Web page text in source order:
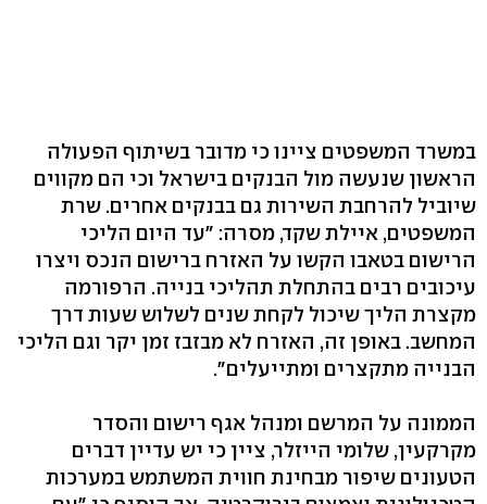
במשרד המשפטים ציינו כי מדובר בשיתוף הפעולה
הראשון שנעשה מול הבנקים בישראל וכי הם מקווים
שיוביל להרחבת השירות גם בבנקים אחרים. שרת
המשפטים, איילת שקד, מסרה: "עד היום הליכי
הרישום בטאבו הקשו על האזרח ברישום הנכס ויצרו
עיכובים רבים בהתחלת תהליכי בנייה. הרפורמה
מקצרת הליך שיכול לקחת שנים לשלוש שעות דרך
המחשב. באופן זה, האזרח לא מבזבז זמן יקר וגם הליכי
הבנייה מתקצרים ומתייעלים".
הממונה על המרשם ומנהל אגף רישום והסדר
מקרקעין, שלומי הייזלר, ציין כי יש עדיין דברים
הטעונים שיפור מבחינת חווית המשתמש במערכות